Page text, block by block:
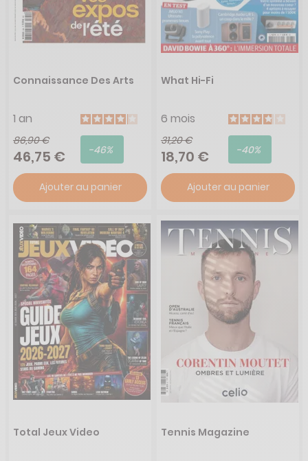
Connaissance Des Arts
1 an
86,90 €
46,75 € -46%
Ajouter au panier
What Hi-Fi
6 mois
31,20 €
18,70 € -40%
Ajouter au panier
Total Jeux Video Tennis Magazine